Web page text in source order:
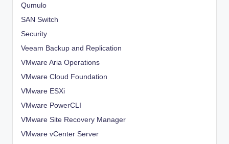
Qumulo
SAN Switch
Security
Veeam Backup and Replication
VMware Aria Operations
VMware Cloud Foundation
VMware ESXi
VMware PowerCLI
VMware Site Recovery Manager
VMware vCenter Server